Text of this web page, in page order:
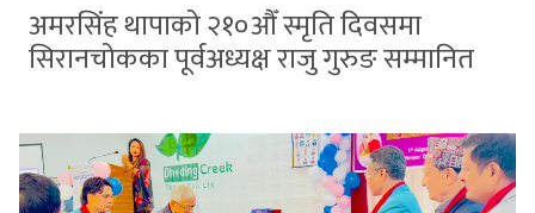
अमरसिंह थापाको २१०औँ स्मृति दिवसमा
सिरानचोकका पूर्वअध्यक्ष राजु गुरुङ सम्मानित